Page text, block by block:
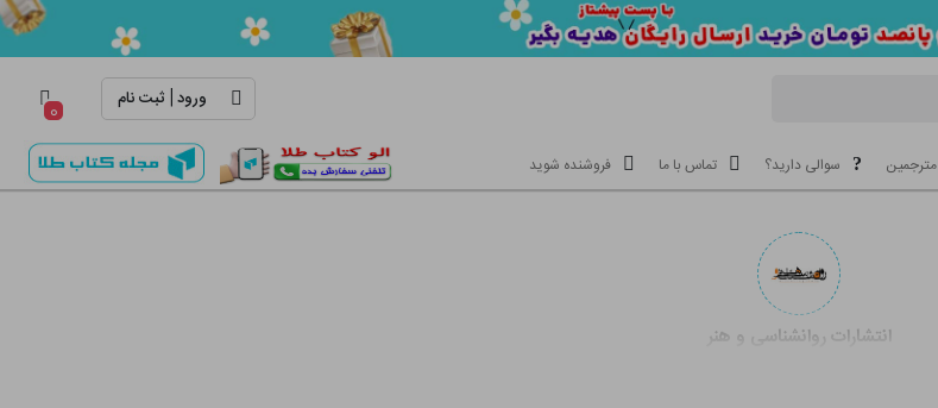
ورود| ثبت نام ۰
مترجمین سوالی دارید؟ تماس با ما فروشنده شوید
انتشارات روانشناسی و هنر